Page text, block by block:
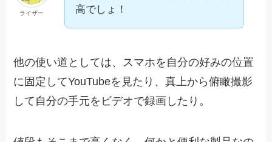
ライザー
高でしょ！
他の使い道としては、スマホを自分の好みの位置
に固定してYouTubeを見たり、真上から俯瞰撮影
して自分の手元をビデオで録画したり。